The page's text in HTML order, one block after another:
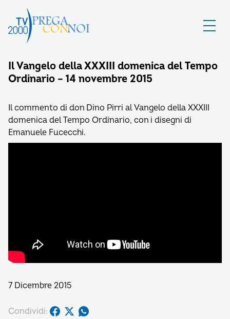
Il Vangelo della XXXIII domenica del Tempo
Ordinario – 14 novembre 2015
Il commento di don Dino Pirri al Vangelo della XXXIII
domenica del Tempo Ordinario, con i disegni di
Emanuele Fucecchi.
7 Dicembre 2015
Condividi: